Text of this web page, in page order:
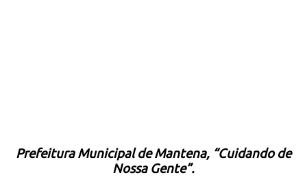
Prefeitura Municipal de Mantena, “Cuidando de
Nossa Gente”.